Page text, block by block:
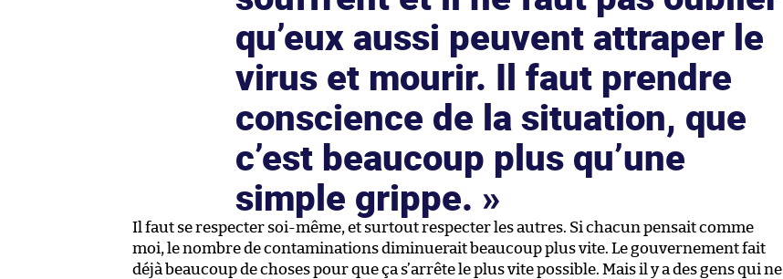
qu’eux aussi peuvent attraper le
virus et mourir. Il faut prendre
conscience de la situation, que
c’est beaucoup plus qu’une
simple grippe.
Il faut se respecter soi-même, et surtout respecter les autres. Si chacun pensait comme
moi, le nombre de contaminations diminuerait beaucoup plus vite. Le gouvernement fait
déjà beaucoup de choses pour que ça s’arrête le plus vite possible. Mais il y a des gens qui ne